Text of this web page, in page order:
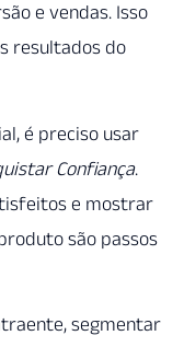
e vendas. Isso
resultados do
é preciso usar
Confiança.
e mostrar
são passos
segmentar